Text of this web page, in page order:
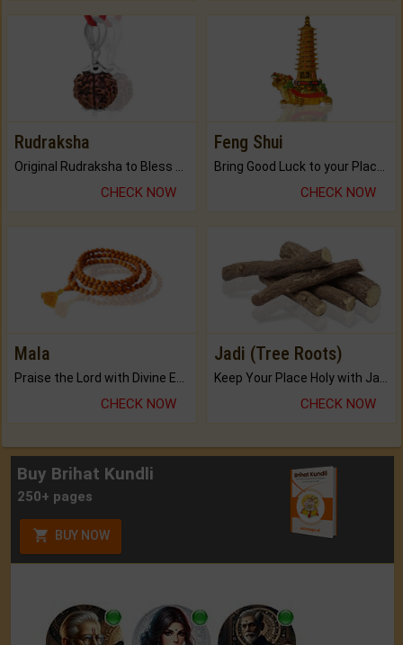
Rudraksha
CHECK NOW
Feng Shui
CHECK NOW
Mala
CHECK NOW
Jadi (Tree Roots)
CHECK NOW
Buy Brihat Kundli
250+ pages
BUY NOW